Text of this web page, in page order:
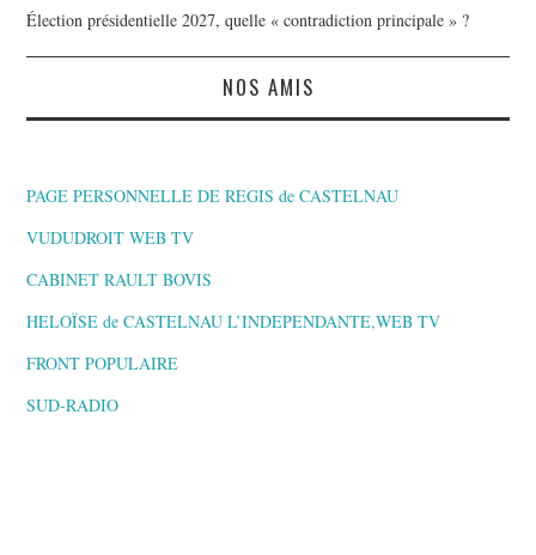
Élection présidentielle 2027, quelle « contradiction principale » ?
NOS AMIS
PAGE PERSONNELLE DE REGIS de CASTELNAU
VUDUDROIT WEB TV
CABINET RAULT BOVIS
HELOÏSE de CASTELNAU L’INDEPENDANTE,WEB TV
FRONT POPULAIRE
SUD-RADIO